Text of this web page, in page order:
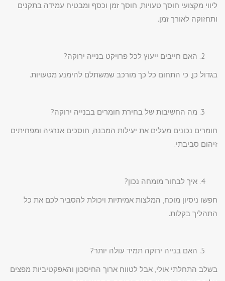
ליווי מקצועי חוסך טעויות, חוסך זמן וכסף ומבטיח עמידה בתקנים
ותחזוקה לאורך זמן.
האם חייבים ייעוץ לכל פרויקט בנייה ירוקה?
בגדול כן, כי התחום כל כך מורכב שמשתלם להימנע מטעויות.
מה החשיבות של בחירת חומרים בבנייה ירוקה?
חומרים נכונים מעלים את יעילות המבנה, חוסכים אנרגיה ומפחיתים
זיהום סביבתי.
איך לבחור מומחה נכון?
חפשו ניסיון מוכח, המלצות אמיתיות ויכולת להסביר לכם את כל
התהליך בקלות.
האם בנייה ירוקה תמיד עולה יותר?
בשלב התחלתי אולי, אבל לטווח ארוך החיסכון והאפקטיביות מפצים